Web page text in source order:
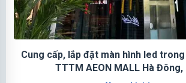
Cung cấp, lắp đặt màn hình led
TTTM AEON MALL Hà Đông,